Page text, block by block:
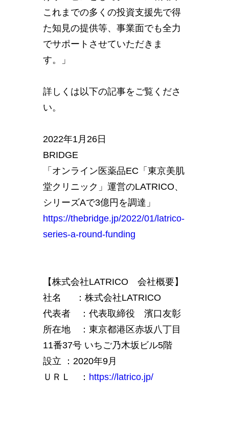
これまでの多くの投資支援先で得
た知見の提供等、事業面でも全力
でサポートさせていただきま
す。」
詳しくは以下の記事をご覧くださ
い。
2022年1月26日
BRIDGE
「オンライン医薬品EC「東京美肌
堂クリニック」運営のLATRICO、
シリーズAで3億円を調達」
https://thebridge.jp/2022/01/latrico-
series-a-round-funding
【株式会社LATRICO 会社概要】
社名 ：株式会社LATRICO
代表者 ：代表取締役 濱口友彰
所在地 ：東京都港区赤坂八丁目
11番37号 いちご乃木坂ビル5階
設立 ：2020年9月
ＵＲＬ ： https://latrico.jp/